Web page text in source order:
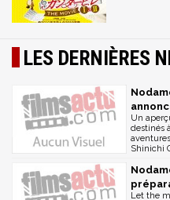
LES DERNIÈRES
Un
destinés
Shinichi
Let the